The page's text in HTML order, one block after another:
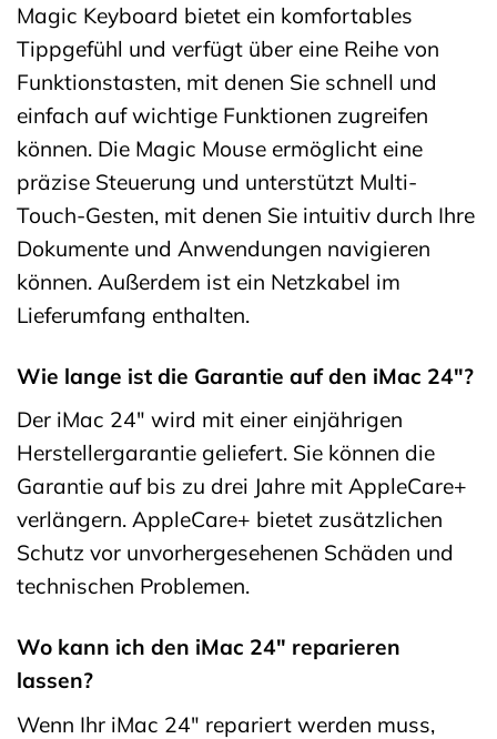
Magic Keyboard bietet ein komfortables
Tippgefühl und verfügt über eine Reihe von
Funktionstasten, mit denen Sie schnell und
einfach auf wichtige Funktionen zugreifen
können. Die Magic Mouse ermöglicht eine
präzise Steuerung und unterstützt Multi-
Touch-Gesten, mit denen Sie intuitiv durch Ihre
Dokumente und Anwendungen navigieren
können. Außerdem ist ein Netzkabel im
Lieferumfang enthalten.
Wie lange ist die Garantie auf den iMac 24″?
Der iMac 24″ wird mit einer einjährigen
Herstellergarantie geliefert. Sie können die
Garantie auf bis zu drei Jahre mit AppleCare+
verlängern. AppleCare+ bietet zusätzlichen
Schutz vor unvorhergesehenen Schäden und
technischen Problemen.
Wo kann ich den iMac 24″ reparieren
lassen?
Wenn Ihr iMac 24″ repariert werden muss,